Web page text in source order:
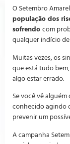
O Setembro
população dos
sofrendo com
qualquer indício
Muitas vezes, os
que está tudo
algo estar errado.
Se você vê
conhecido agindo
prevenir um
A campanha